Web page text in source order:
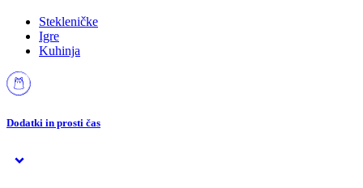
Stekleničke
Igre
Kuhinja
Dodatki in prosti čas